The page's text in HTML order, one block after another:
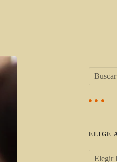
c
:ELIGE